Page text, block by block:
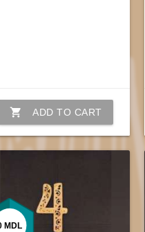
shopping_cart ADD TO CART
MDL